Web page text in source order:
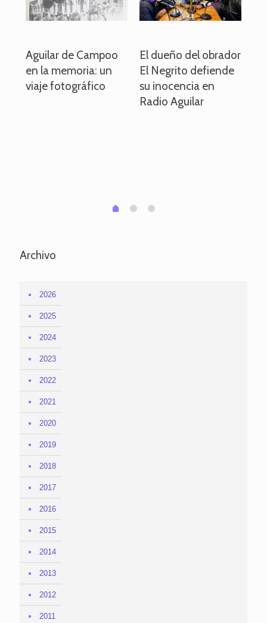
Aguilar de Campoo
en la memoria: un
viaje fotográfico
El dueño del obrador
El Negrito defiende
su inocencia en
Radio Aguilar
0 1 2
Archivo
2026
2025
2024
2023
2022
2021
2020
2019
2018
2017
2016
2015
2014
2013
2012
2011